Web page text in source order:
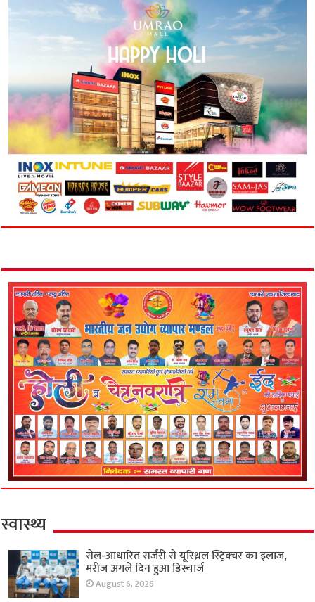
स्वास्थ्य
सेल-आधारित सर्जरी से यूरिथ्रल स्ट्रिक्चर का इलाज,
मरीज अगले दिन हुआ डिस्चार्ज
August 6, 2026